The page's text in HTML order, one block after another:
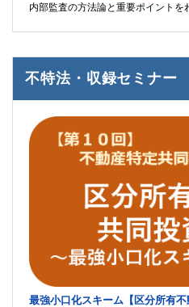
内部監査の方法論と重要ポイントを
不特法・収録セミナー
最強小口化スキーム【区分所有不